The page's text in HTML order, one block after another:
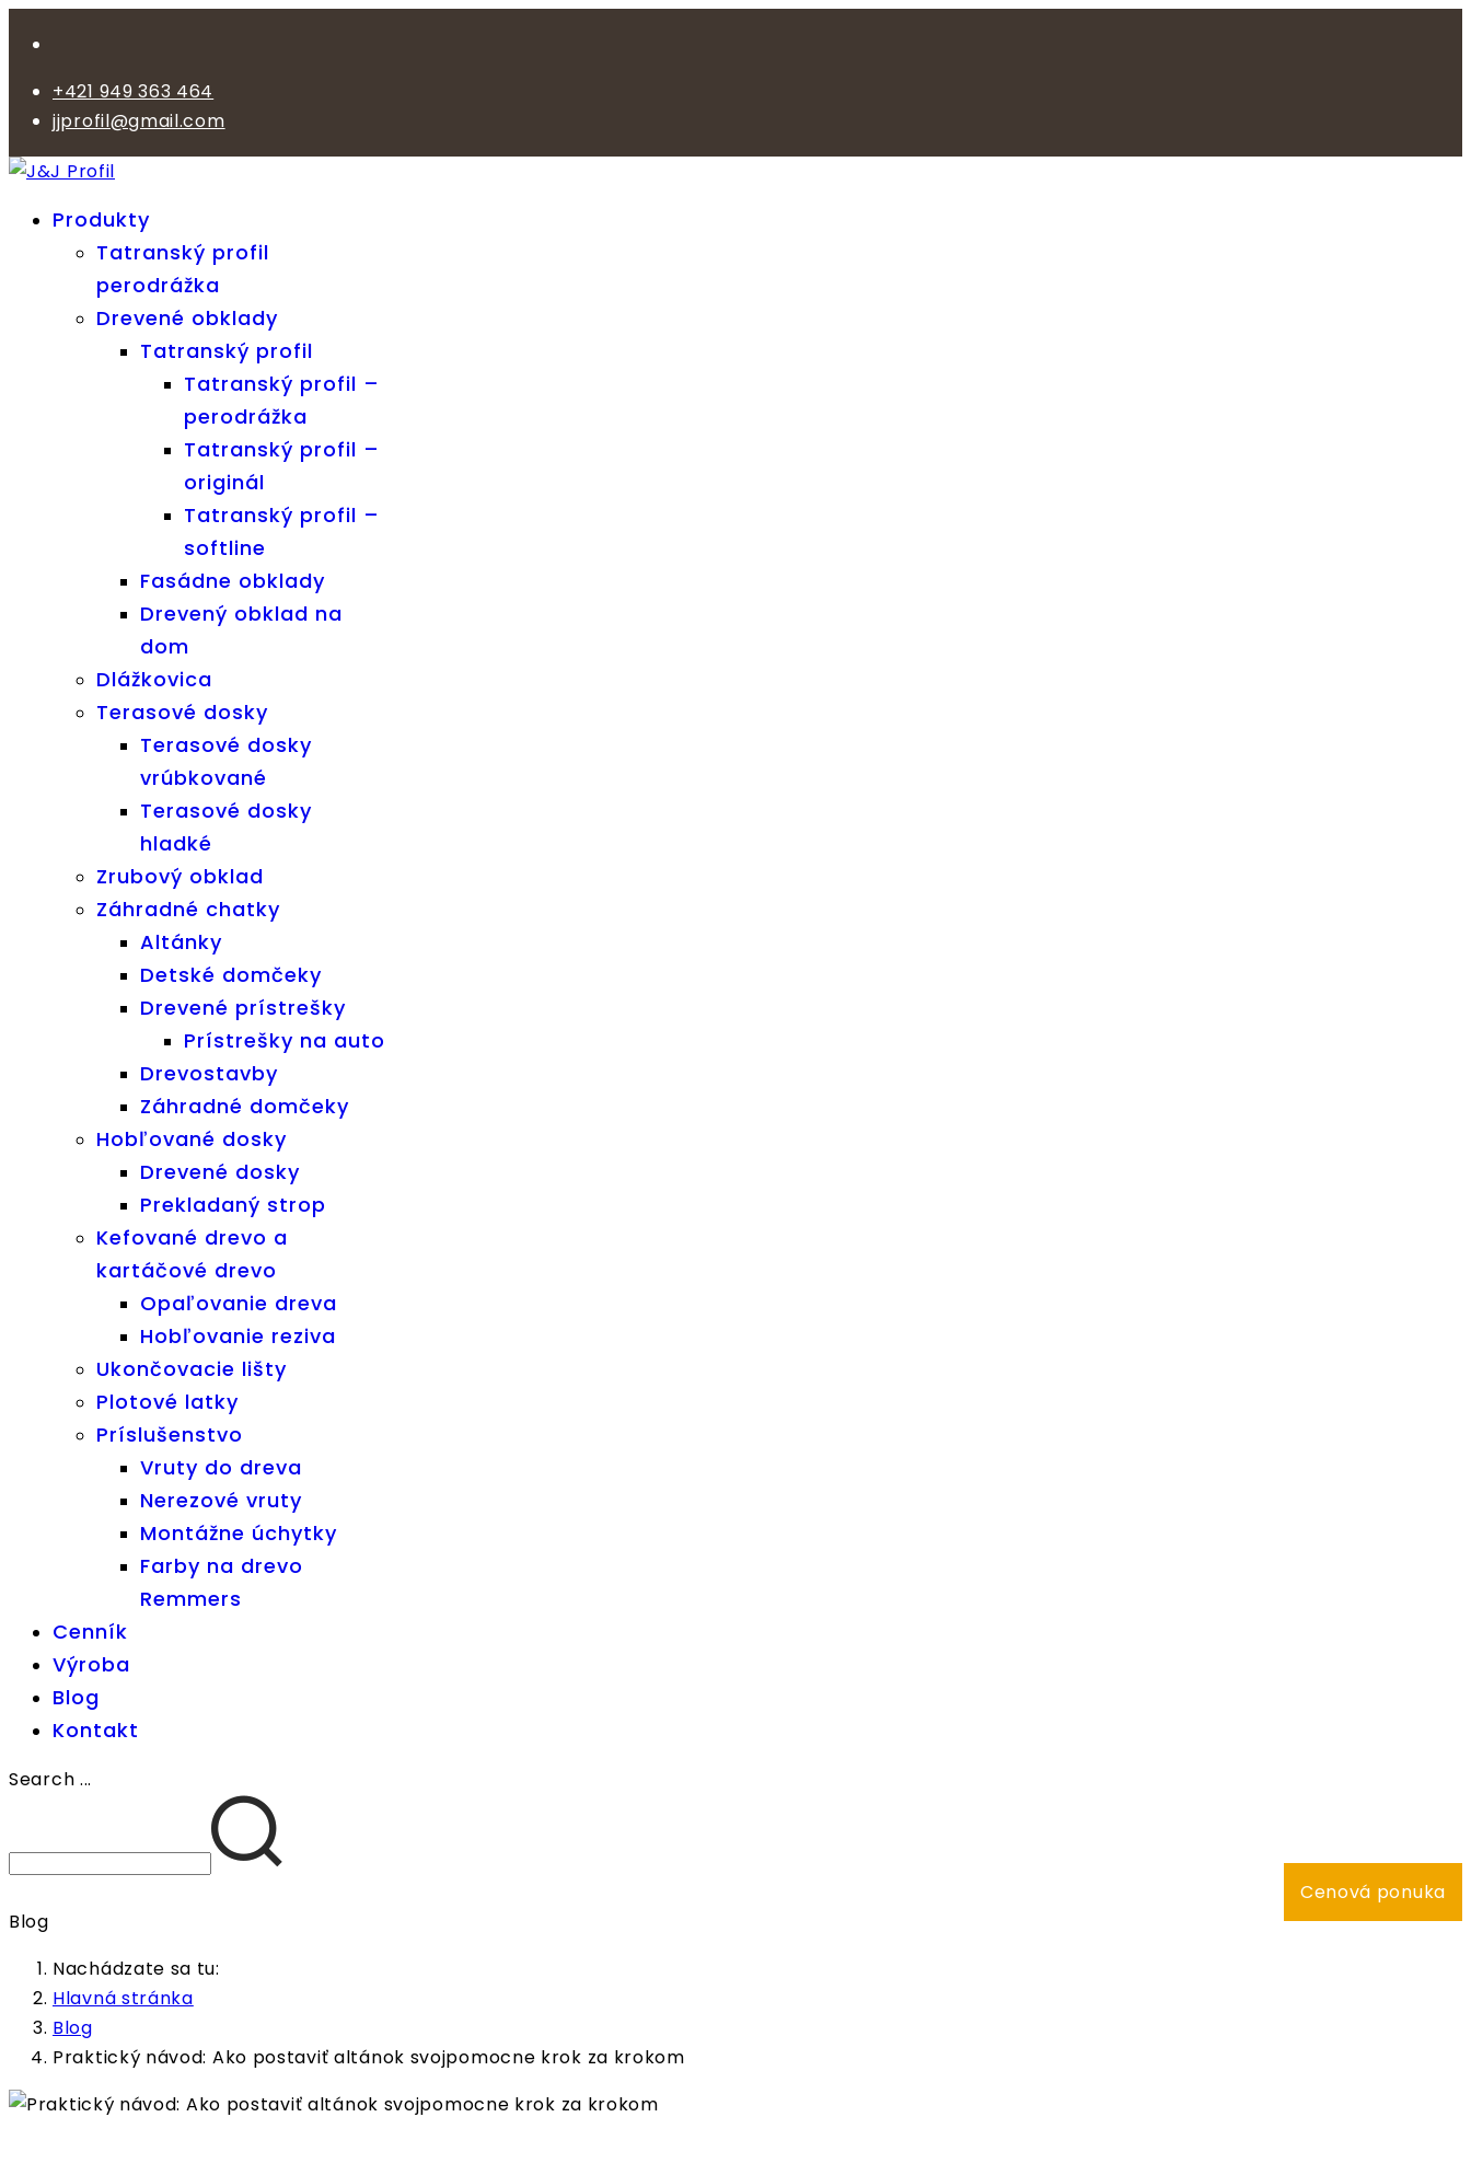
+421 949 363 464
jjprofil@gmail.com
Produkty
Tatranský profil
perodrážka
Drevené obklady
Tatranský profil
Tatranský profil –
perodrážka
Tatranský profil –
originál
Tatranský profil –
softline
Fasádne obklady
Drevený obklad na
dom
Dlážkovica
Terasové dosky
Terasové dosky
vrúbkované
Terasové dosky
hladké
Zrubový obklad
Záhradné chatky
Altánky
Detské domčeky
Drevené prístrešky
Prístrešky na auto
Drevostavby
Záhradné domčeky
Hobľované dosky
Drevené dosky
Prekladaný strop
Kefované drevo a
kartáčové drevo
Opaľovanie dreva
Hobľovanie reziva
Ukončovacie lišty
Plotové latky
Príslušenstvo
Vruty do dreva
Nerezové vruty
Montážne úchytky
Farby na drevo
Remmers
Cenník
Výroba
Blog
Kontakt
Search ...
Cenová ponuka
Blog
Nachádzate sa tu:
Hlavná stránka
Blog
Praktický návod: Ako postaviť altánok svojpomocne krok za krokom